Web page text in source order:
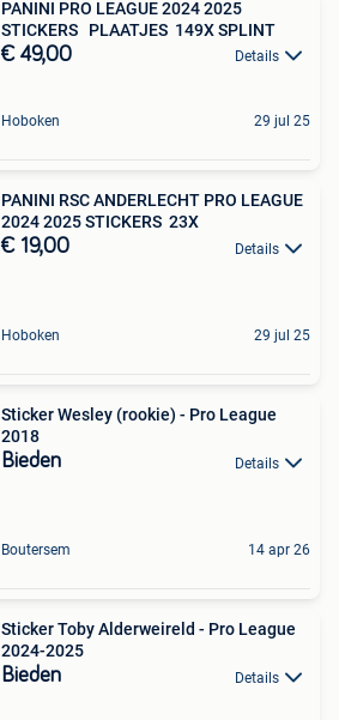
PANINI PRO LEAGUE 2024 2025
STICKERS PLAATJES 149X SPLINT
€ 49,00 Details
Hoboken 29 jul 25
PANINI RSC ANDERLECHT PRO LEAGUE
2024 2025 STICKERS 23X
€ 19,00 Details
Hoboken 29 jul 25
Sticker Wesley (rookie) - Pro League
2018
Bieden Details
Boutersem 14 apr 26
Sticker Toby Alderweireld - Pro League
2024-2025
Bieden Details